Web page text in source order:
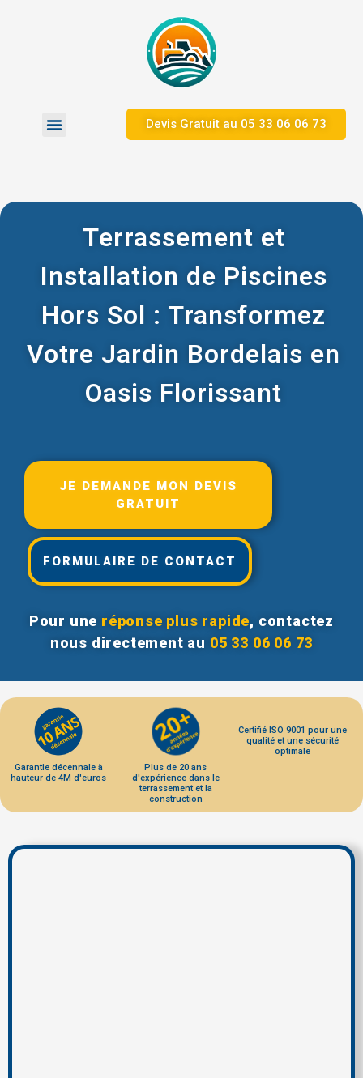
Devis Gratuit au ​05 33 06 06 73
Terrassement et
Installation de Piscines
Hors Sol : Transformez
Votre Jardin Bordelais en
Oasis Florissant
JE DEMANDE MON DEVIS
GRATUIT
FORMULAIRE DE CONTACT
Pour une réponse plus rapide, contactez
nous directement au 05 33 06 06 73
Garantie décennale à
hauteur de 4M d'euros
Plus de 20 ans
d'expérience dans le
terrassement et la
construction
Certifié ISO 9001 pour une
qualité et une sécurité
optimale